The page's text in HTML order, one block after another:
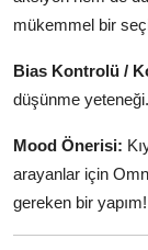
mükemmel bir
Bias Kontrolü /
düşünme
Mood Önerisi:
arayanlar için
gereken bir yapım!